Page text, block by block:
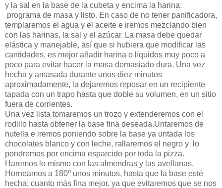
y la sal en la base de la cubeta y encima la harina:
programa de masa y listo. En caso de no tener panificadora,
templaremos el agua y el aceite e iremos mezclando bien
con las harinas, la sal y el azúcar. La masa debe quedar
elástica y manejable, así que si hubiera que modificar las
cantidades, es mejor añadir harina o líquidos muy poco a
poco para evitar hacer la masa demasiado dura. Una vez
hecha y amasada durante unos diez minutos
aproximadamente, la dejaremos reposar en un recipiente
tapada con un trapo hasta que doble su volumen, en un sitio
fuera de corrientes.
Una vez lista tomaremos un trozo y extenderemos con el
rodillo hasta obtener la base fina deseada.Untaremos de
nutella e iremos poniendo sobre la base ya untada los
chocolates blanco y con leche, rallaremos el negro y lo
pondremos por encima esparcido por toda la pizza.
Haremos lo mismo con las almendras y las avellanas,
Horneamos a 180º unos minutos, hasta que la base esté
hecha; cuanto más fina mejor, ya que evitaremos que se nos